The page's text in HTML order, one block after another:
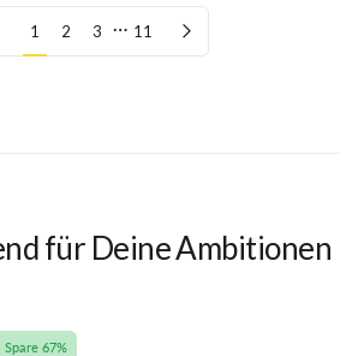
Vorherige Seite1 2 3 … 11
für Deine Ambitionen
Spare 67%